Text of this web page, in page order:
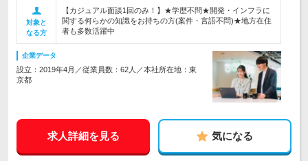
対象と
なる方
【カジュアル面談1回のみ！】★学歴不問★開発・インフラに
関する何らかの知識をお持ちの方(案件・言語不問)★地方在住
者も多数活躍中
企業データ
設立：2019年4月／従業員数：62人／本社所在地：東
京都
求人詳細を見る 気になる